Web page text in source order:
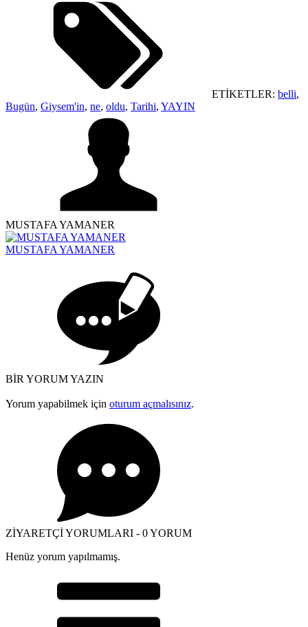
ETİKETLER: belli,
Bugün, Giysem'in, ne, oldu, Tarihi, YAYIN
MUSTAFA YAMANER
MUSTAFA YAMANER
BİR YORUM YAZIN
Yorum yapabilmek için oturum açmalısınız.
ZİYARETÇİ YORUMLARI - 0 YORUM
Henüz yorum yapılmamış.